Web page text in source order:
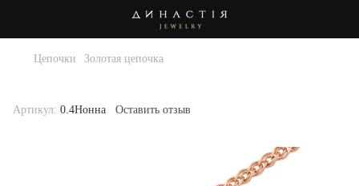
Цепочки Золотая цепочка
Артикул: 0.4Нонна Оставить отзыв